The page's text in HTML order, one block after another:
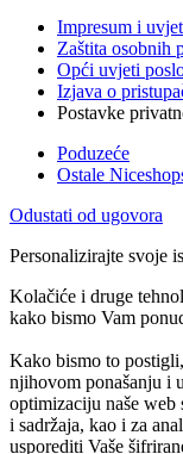
Impresum i
Zaštita osobnih
Opći uvjeti
Izjava o
Postavke
Poduzeće
Ostale
Odustati od ugovora
Personalizirajte svoje
Kolačiće i druge
kako bismo Vam
Kako bismo to
njihovom ponašanju i
optimizaciju naše web
i sadržaja, kao i za
usporediti Vaše